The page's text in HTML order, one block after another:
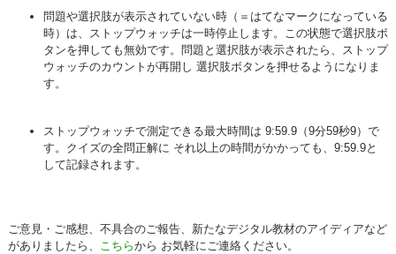
問題や選択肢が表示されていない時（＝はてなマークになっている
時）は、ストップウォッチは一時停止します。この状態で選択肢ボ
タンを押しても無効です。問題と選択肢が表示されたら、ストップ
ウォッチのカウントが再開し 選択肢ボタンを押せるようになりま
す。
ストップウォッチで測定できる最大時間は 9:59.9（9分59秒9）で
す。クイズの全問正解に それ以上の時間がかかっても、9:59.9と
して記録されます。
ご意見・ご感想、不具合のご報告、新たなデジタル教材のアイディアなど
がありましたら、 こちらから お気軽にご連絡ください。